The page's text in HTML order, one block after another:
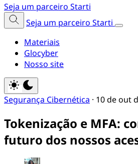
Seja um parceiro Starti
Seja um parceiro Starti
Materiais
Glocyber
Nosso site
Segurança Cibernética · 10 de out
Tokenização e MFA:
futuro dos nossos